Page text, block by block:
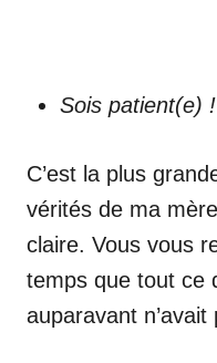
Sois patient(e)
C’est la plus
vérités de ma
claire. Vous vous
temps que tout ce
auparavant n’avait